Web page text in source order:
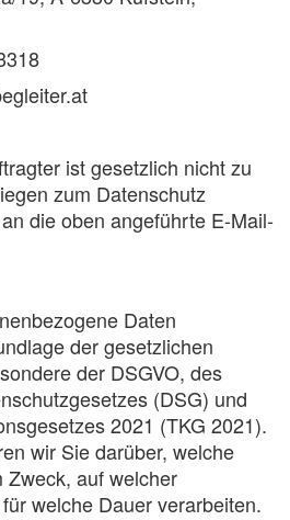
ist gesetzlich nicht zu
zum Datenschutz
die oben angeführte E-Mail-
Daten
der gesetzlichen
der DSGVO, des
(DSG) und
2021 (TKG 2021).
wir Sie darüber, welche
Zweck, auf welcher
welche Dauer verarbeiten.